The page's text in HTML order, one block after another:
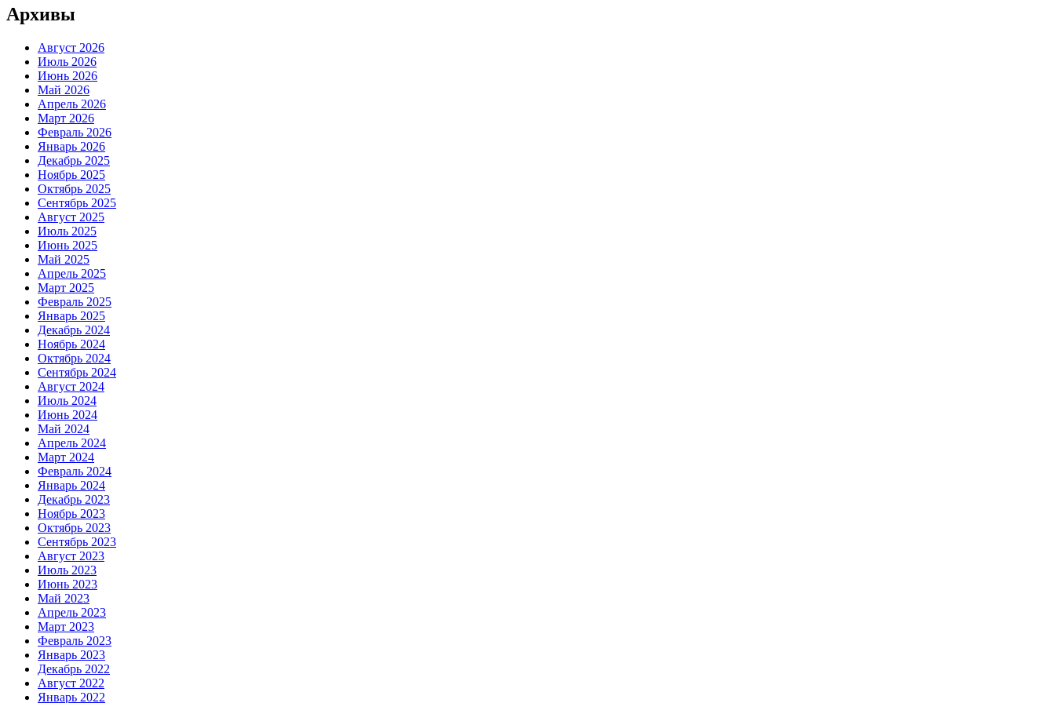
Архивы
Август 2026
Июль 2026
Июнь 2026
Май 2026
Апрель 2026
Март 2026
Февраль 2026
Январь 2026
Декабрь 2025
Ноябрь 2025
Октябрь 2025
Сентябрь 2025
Август 2025
Июль 2025
Июнь 2025
Май 2025
Апрель 2025
Март 2025
Февраль 2025
Январь 2025
Декабрь 2024
Ноябрь 2024
Октябрь 2024
Сентябрь 2024
Август 2024
Июль 2024
Июнь 2024
Май 2024
Апрель 2024
Март 2024
Февраль 2024
Январь 2024
Декабрь 2023
Ноябрь 2023
Октябрь 2023
Сентябрь 2023
Август 2023
Июль 2023
Июнь 2023
Май 2023
Апрель 2023
Март 2023
Февраль 2023
Январь 2023
Декабрь 2022
Август 2022
Январь 2022